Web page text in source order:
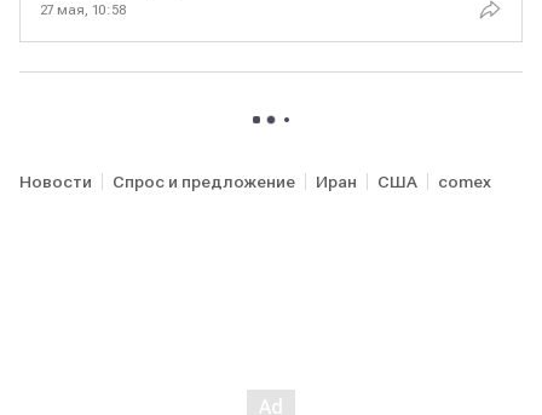
27 мая, 10:58
Новости Спрос и предложение Иран США comex